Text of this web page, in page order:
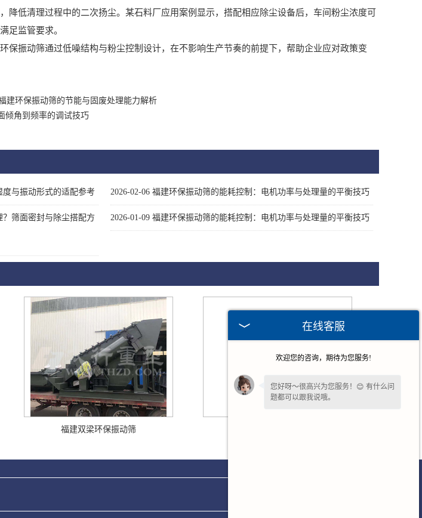
低清理过程中的二次扬尘。某石料厂应用案例显示，搭配相应除尘设备后，车间粉尘浓度可
足监管要求。
振动筛通过低噪结构与粉尘控制设计，在不影响生产节奏的前提下，帮助企业应对政策变
建环保振动筛的节能与固废处理能力解析
倾角到频率的调试技巧
与振动形式的适配参考 2026-02-06 福建环保振动筛的能耗控制：电机功率与处理量的平衡技巧
筛面密封与除尘搭配方 2026-01-09 福建环保振动筛的能耗控制：电机功率与处理量的平衡技巧
福建双梁环保振动筛
在线客服
欢迎您的咨询，期待为您服务!
您好呀～很高兴为您服务！😊 有什么问
题都可以跟我说哦。